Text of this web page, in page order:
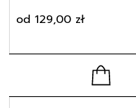
od129,00 zł